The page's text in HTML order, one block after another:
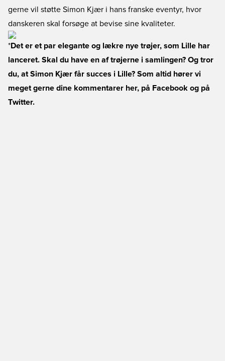
gerne vil støtte Simon Kjær i hans franske eventyr, hvor
danskeren skal forsøge at bevise sine kvaliteter.
*Det er et par elegante og lækre nye trøjer, som Lille har
lanceret. Skal du have en af trøjerne i samlingen? Og tror
du, at Simon Kjær får succes i Lille? Som altid hører vi
meget gerne dine kommentarer her, på Facebook og på
Twitter.